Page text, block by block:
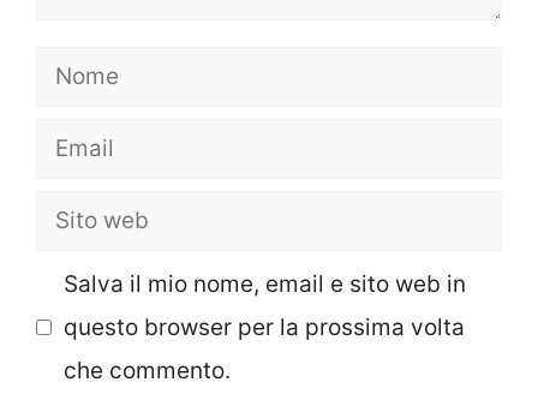
Nome
Email
Sito
Salva il mio nome, email e sito web in
questo browser per la prossima volta
che commento.